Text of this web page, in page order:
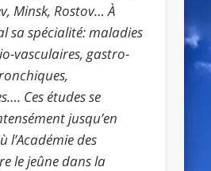
Minsk, Rostov… À
sa spécialité: maladies
vasculaires, gastro-
Ces études se
jusqu’en
l’Académie des
le jeûne dans la